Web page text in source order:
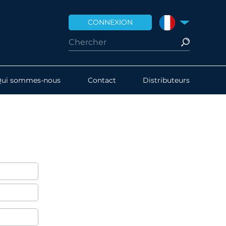
CONNEXION FRANCE
sommes-nous Contact Distributeurs